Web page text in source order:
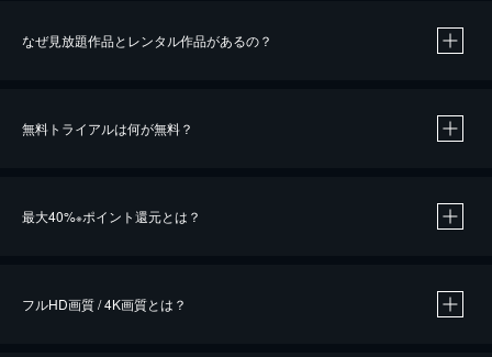
なぜ見放題作品とレンタル作品があるの？
無料トライアルは何が無料？
最大40%※ポイント還元とは？
フルHD画質 / 4K画質とは？